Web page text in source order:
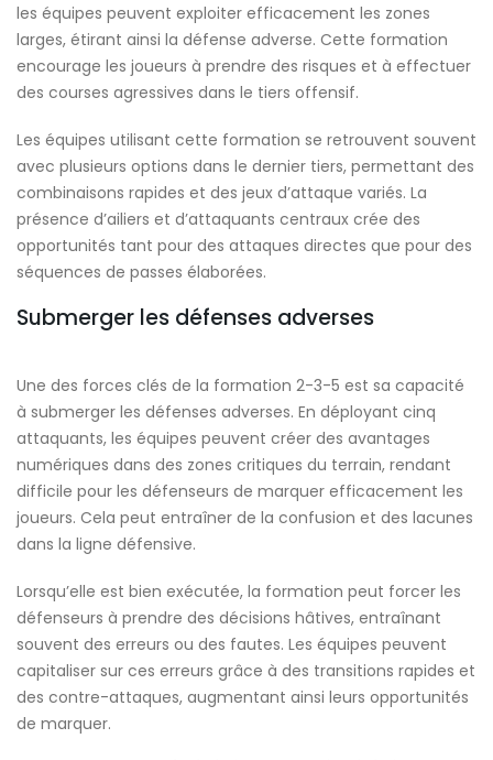
les équipes peuvent exploiter efficacement les zones
larges, étirant ainsi la défense adverse. Cette formation
encourage les joueurs à prendre des risques et à effectuer
des courses agressives dans le tiers offensif.
Les équipes utilisant cette formation se retrouvent souvent
avec plusieurs options dans le dernier tiers, permettant des
combinaisons rapides et des jeux d’attaque variés. La
présence d’ailiers et d’attaquants centraux crée des
opportunités tant pour des attaques directes que pour des
séquences de passes élaborées.
Submerger les défenses adverses
Une des forces clés de la formation 2-3-5 est sa capacité
à submerger les défenses adverses. En déployant cinq
attaquants, les équipes peuvent créer des avantages
numériques dans des zones critiques du terrain, rendant
difficile pour les défenseurs de marquer efficacement les
joueurs. Cela peut entraîner de la confusion et des lacunes
dans la ligne défensive.
Lorsqu’elle est bien exécutée, la formation peut forcer les
défenseurs à prendre des décisions hâtives, entraînant
souvent des erreurs ou des fautes. Les équipes peuvent
capitaliser sur ces erreurs grâce à des transitions rapides et
des contre-attaques, augmentant ainsi leurs opportunités
de marquer.